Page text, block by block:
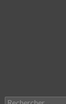
Rechercher :